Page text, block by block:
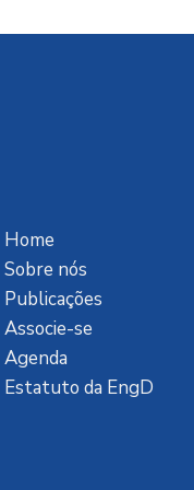
Home
Sobre nós
Publicações
Associe-se
Agenda
Estatuto da EngD